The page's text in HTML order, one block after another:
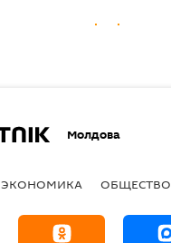
Молдова
ЭКОНОМИКА ОБЩЕСТВО